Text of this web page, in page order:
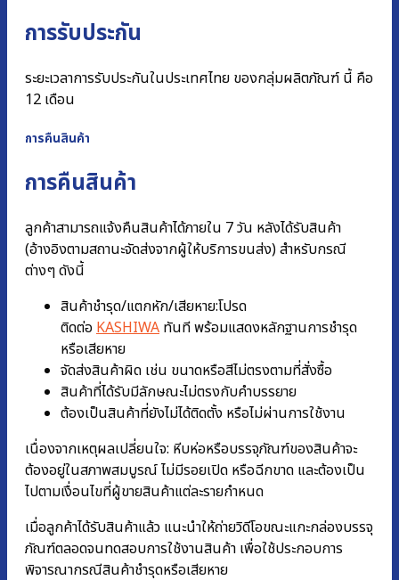
การรับประกัน
ระยะเวลาการรับประกันในประเทศไทย ของกลุ่มผลิตภัณฑ์ นี้ คือ
12 เดือน
การคืนสินค้า
การคืนสินค้า
ลูกค้าสามารถแจ้งคืนสินค้าได้ภายใน 7 วัน หลังได้รับสินค้า
(อ้างอิงตามสถานะจัดส่งจากผู้ให้บริการขนส่ง) สำหรับกรณี
ต่างๆ ดังนี้
สินค้าชำรุด/แตกหัก/เสียหาย:โปรด
ติดต่อ KASHIWA ทันที พร้อมแสดงหลักฐานการชํารุด
หรือเสียหาย
จัดส่งสินค้าผิด เช่น ขนาดหรือสีไม่ตรงตามที่สั่งซื้อ
สินค้าที่ได้รับมีลักษณะไม่ตรงกับคำบรรยาย
ต้องเป็นสินค้าที่ยังไม่ได้ติดตั้ง หรือไม่ผ่านการใช้งาน
เนื่องจากเหตุผลเปลี่ยนใจ: หีบห่อหรือบรรจุภัณฑ์ของสินค้าจะ
ต้องอยู่ในสภาพสมบูรณ์ ไม่มีรอยเปิด หรือฉีกขาด และต้องเป็น
ไปตามเงื่อนไขที่ผู้ขายสินค้าแต่ละรายกำหนด
เมื่อลูกค้าได้รับสินค้าแล้ว แนะนำให้ถ่ายวิดีโอขณะแกะกล่องบรรจุ
ภัณฑ์ตลอดจนทดสอบการใช้งานสินค้า เพื่อใช้ประกอบการ
พิจารณากรณีสินค้าชำรุดหรือเสียหาย